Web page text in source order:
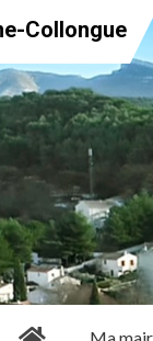
Collongue